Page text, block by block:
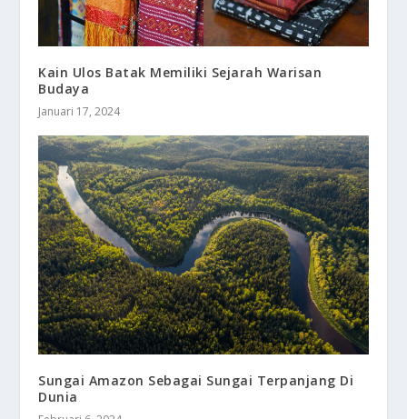
Kain Ulos Batak Memiliki Sejarah Warisan
Budaya
Januari 17, 2024
Sungai Amazon Sebagai Sungai Terpanjang Di
Dunia